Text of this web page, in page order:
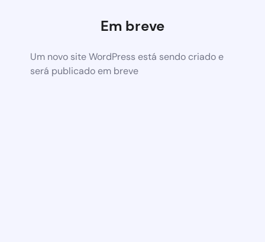
Em breve
Um novo site WordPress está sendo criado e
será publicado em breve